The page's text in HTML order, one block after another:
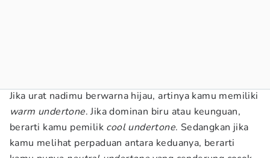
Jika urat nadimu berwarna hijau, artinya kamu memiliki
warm undertone. Jika dominan biru atau keunguan,
berarti kamu pemilik cool undertone. Sedangkan jika
kamu melihat perpaduan antara keduanya, berarti